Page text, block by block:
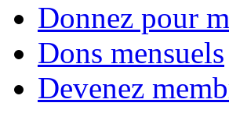
Donnez pour
Dons mensuels
Devenez